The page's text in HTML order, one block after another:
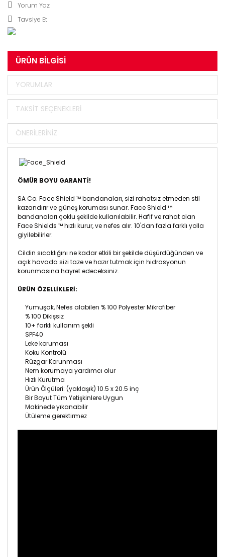
Yorum Yaz
Tavsiye Et
ÜRÜN BILGISI
YORUMLAR
TAKSIT SEÇENEKLERI
ÖNERILERINIZ
ÖMÜR BOYU GARANTİ!
SA Co. Face Shield ™ bandanaları, sizi rahatsız etmeden stil
kazandırır ve güneş koruması sunar. Face Shield ™
bandanaları çoklu şekilde kullanılabilir. Hafif ve rahat olan
Face Shields ™ hızlı kurur, ve nefes alır. 10'dan fazla farklı yolla
giyilebilirler.
Cildin sıcaklığını ne kadar etkili bir şekilde düşürdüğünden ve
açık havada sizi taze ve hazır tutmak için hidrasyonun
korunmasına hayret edeceksiniz.
ÜRÜN ÖZELLİKLERİ:
Yumuşak, Nefes alabilen % 100 Polyester Mikrofiber
% 100 Dikişsiz
10+ farklı kullanım şekli
SPF40
Leke koruması
Koku Kontrolü
Rüzgar Korunması
Nem korumaya yardımcı olur
Hızlı Kurutma
Ürün Ölçüleri: (yaklaşık) 10.5 x 20.5 inç
Bir Boyut Tüm Yetişkinlere Uygun
Makinede yıkanabilir
Ütüleme gerektirmez